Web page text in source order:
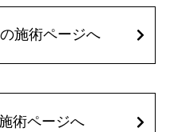
施術ページへ
術ページへ